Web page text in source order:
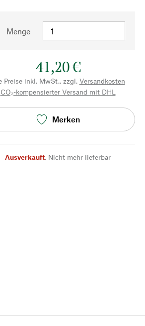
Menge
41,20 €
Preise inkl. MwSt., zzgl. Versandkosten
CO₂-kompensierter Versand mit DHL
Merken
Ausverkauft, Nicht mehr lieferbar